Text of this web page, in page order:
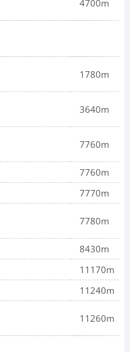
4700m
1780m
3640m
7760m
7760m
7770m
7780m
8430m
11170m
11240m
11260m